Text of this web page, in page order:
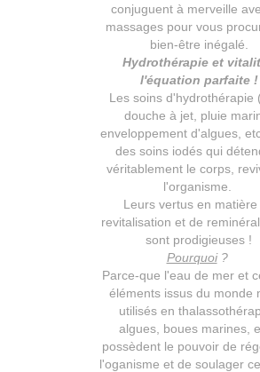
conjuguent à merveille
massages pour vous
bien-être inégalé.
Hydrothérapie et
l'équation parfaite !
Les soins d'hydrothérapie
douche à jet, pluie
enveloppement d'algues,
des soins iodés qui
véritablement le corps,
l'organisme.
Leurs vertus en matière
revitalisation et de
sont prodigieuses !
Pourquoi?
Parce-que l'eau de mer et
éléments issus du monde
utilisés en
algues, boues marines,
possèdent le pouvoir de
l'oganisme et de soulager